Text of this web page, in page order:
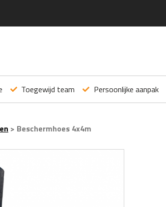
Toegewijd team Persoonlijke aanpak
> Beschermhoes 4x4m